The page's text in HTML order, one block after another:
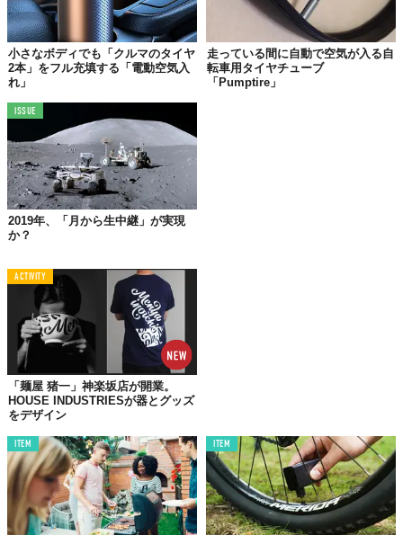
©The SMART Tire Company, Inc.
「SMA」は、もともと月面や火星探査機の耐久値を向上させるた
めに研究された技術。
ら、ゴム製タイヤと同等の
吸収の機能
まで備えられている。
また、空気を必要としないため、
持続性が高いのも魅力。
開発元のSMARTは、リアリティーゲーム番組の優勝者らが設立し
たスタートアップ企業で、米
これからは自動車にも「SMAタイヤ」を導入する予定とのこと
で、消耗の激しいゴム製に代わって
日は近いのかもしれない。
小さなボディでも「クルマのタイヤ
2本」をフル充填する「電動空気入
れ」
走っている間に自動で空気が入る自
転車用タイヤチューブ
「Pumptire」
ISSUE
2019年、「月から生中継」が実現
か？
ACTIVITY
「麺屋 猪一」神楽坂店が開業。
HOUSE INDUSTRIESが器とグッズ
をデザイン
ITEM ITEM